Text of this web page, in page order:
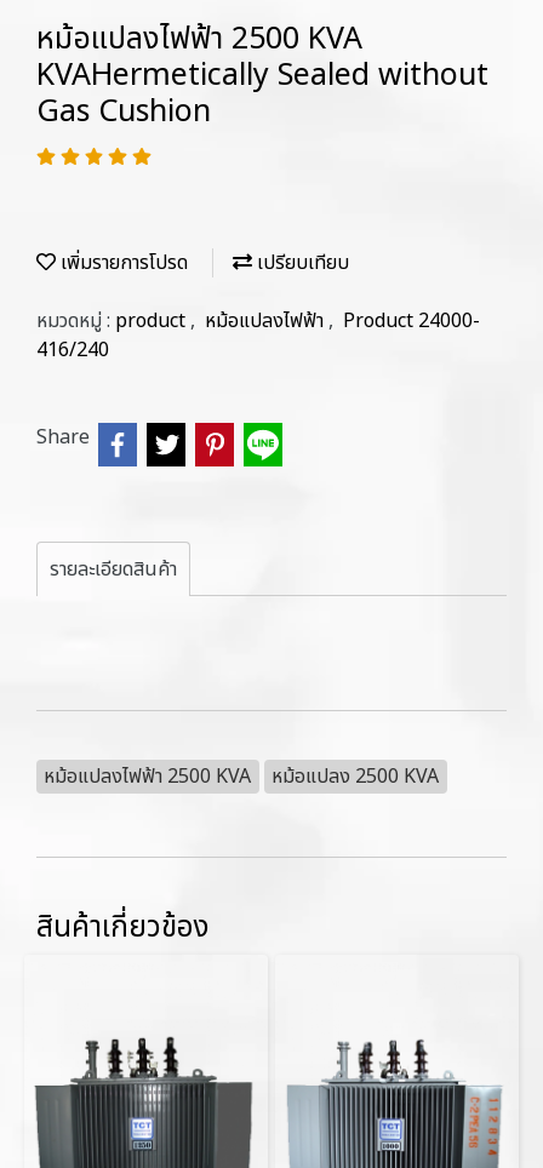
หม้อแปลงไฟฟ้า 2500 KVA
KVAHermetically Sealed without
Gas Cushion
เพิ่มรายการโปรด
เปรียบเทียบ
หมวดหมู่ : product, หม้อแปลงไฟฟ้า, Product 24000-
416/240
Share
รายละเอียดสินค้า
หม้อแปลงไฟฟ้า 2500 KVA หม้อแปลง 2500 KVA
สินค้าเกี่ยวข้อง